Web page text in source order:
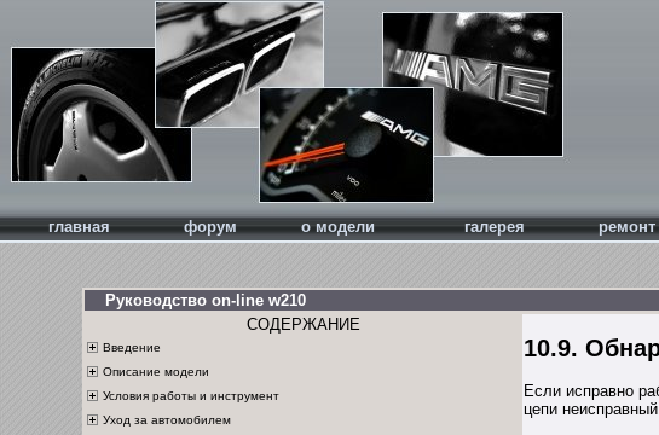
главная форум о модели галерея ремонт
Руководство on-line w210
СОДЕРЖАНИЕ
Введение
Описание модели
Условия работы и инструмент
Уход за автомобилем
10.9.
Если исправно
цепи